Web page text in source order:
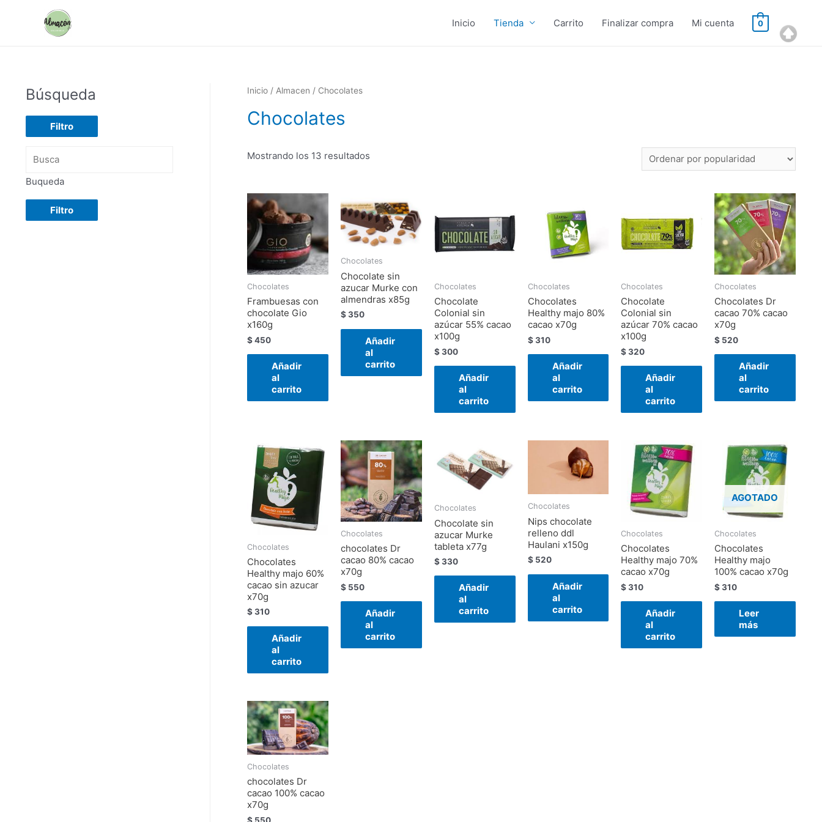
Inicio Tienda Carrito Finalizar compra Mi cuenta 0
Búsqueda
Filtro
Buqueda
Filtro
Inicio / Almacen / Chocolates
Chocolates
Mostrando los 13 resultados
Chocolates
Frambuesas con
chocolate Gio
x160g
$450
Añadir
al
carrito
Chocolates
Chocolate sin
azucar Murke con
almendras x85g
$350
Añadir
al
carrito
Chocolates
Chocolate
Colonial sin
azúcar 55% cacao
x100g
$300
Añadir
al
carrito
Chocolates
Chocolates
Healthy majo 80%
cacao x70g
$310
Añadir
al
carrito
Chocolates
Chocolate
Colonial sin
azúcar 70% cacao
x100g
$320
Añadir
al
carrito
Chocolates
Chocolates Dr
cacao 70% cacao
x70g
$520
Añadir
al
carrito
Chocolates
Chocolates
Healthy majo 60%
cacao sin azucar
x70g
$310
Añadir
al
carrito
Chocolates
chocolates Dr
cacao 80% cacao
x70g
$ 550
Añadir
al
carrito
Chocolates
Chocolate sin
azucar Murke
tableta x77g
$330
Añadir
al
carrito
Chocolates
Nips chocolate
relleno ddl
Haulani x150g
$520
Añadir
al
carrito
Chocolates
Chocolates
Healthy majo 70%
cacao x70g
$310
Añadir
al
carrito
AGOTADO
Chocolates
Chocolates
Healthy majo
100% cacao x70g
$310
Leer
más
Chocolates
chocolates Dr
cacao 100% cacao
x70g